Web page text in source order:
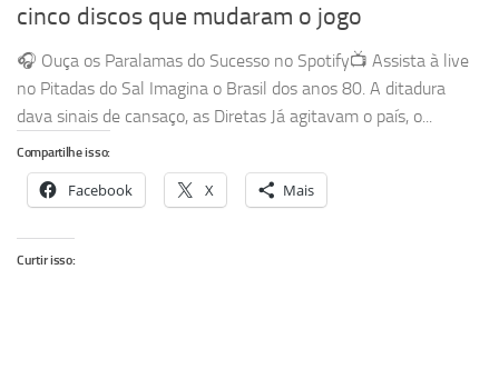
cinco discos que mudaram o jogo
🎧 Ouça os Paralamas do Sucesso no Spotify📺 Assista à live
no Pitadas do Sal Imagina o Brasil dos anos 80. A ditadura
dava sinais de cansaço, as Diretas Já agitavam o país, o...
Compartilhe isso:
Facebook X Mais
Curtir isso: